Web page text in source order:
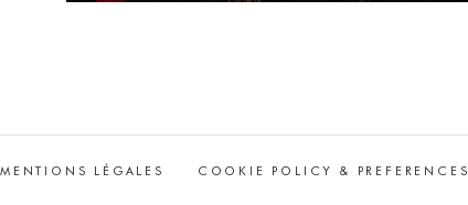
MENTIONS LÉGALES COOKIE POLICY & PREFERENCES